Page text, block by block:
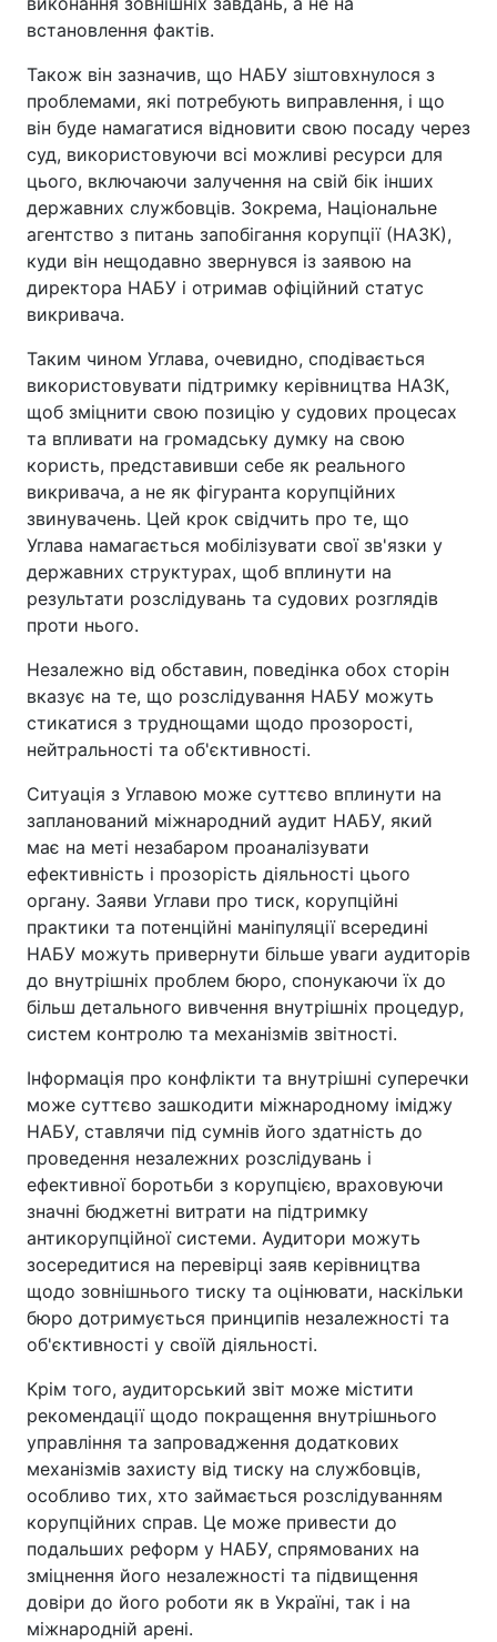
встановлення фактів.
Також він зазначив, що НАБУ зіштовхнулося з
проблемами, які потребують виправлення, і що
він буде намагатися відновити свою посаду через
суд, використовуючи всі можливі ресурси для
цього, включаючи залучення на свій бік інших
державних службовців. Зокрема, Національне
агентство з питань запобігання корупції (НАЗК),
куди він нещодавно звернувся із заявою на
директора НАБУ і отримав офіційний статус
викривача.
Таким чином Углава, очевидно, сподівається
використовувати підтримку керівництва НАЗК,
щоб зміцнити свою позицію у судових процесах
та впливати на громадську думку на свою
користь, представивши себе як реального
викривача, а не як фігуранта корупційних
звинувачень. Цей крок свідчить про те, що
Углава намагається мобілізувати свої зв'язки у
державних структурах, щоб вплинути на
результати розслідувань та судових розглядів
проти нього.
Незалежно від обставин, поведінка обох сторін
вказує на те, що розслідування НАБУ можуть
стикатися з труднощами щодо прозорості,
нейтральності та об'єктивності.
Ситуація з Углавою може суттєво вплинути на
запланований міжнародний аудит НАБУ, який
має на меті незабаром проаналізувати
ефективність і прозорість діяльності цього
органу. Заяви Углави про тиск, корупційні
практики та потенційні маніпуляції всередині
НАБУ можуть привернути більше уваги аудиторів
до внутрішніх проблем бюро, спонукаючи їх до
більш детального вивчення внутрішніх процедур,
систем контролю та механізмів звітності.
Інформація про конфлікти та внутрішні суперечки
може суттєво зашкодити міжнародному іміджу
НАБУ, ставлячи під сумнів його здатність до
проведення незалежних розслідувань і
ефективної боротьби з корупцією, враховуючи
значні бюджетні витрати на підтримку
антикорупційної системи. Аудитори можуть
зосередитися на перевірці заяв керівництва
щодо зовнішнього тиску та оцінювати, наскільки
бюро дотримується принципів незалежності та
об'єктивності у своїй діяльності.
Крім того, аудиторський звіт може містити
рекомендації щодо покращення внутрішнього
управління та запровадження додаткових
механізмів захисту від тиску на службовців,
особливо тих, хто займається розслідуванням
корупційних справ. Це може привести до
подальших реформ у НАБУ, спрямованих на
зміцнення його незалежності та підвищення
довіри до його роботи як в Україні, так і на
міжнародній арені.